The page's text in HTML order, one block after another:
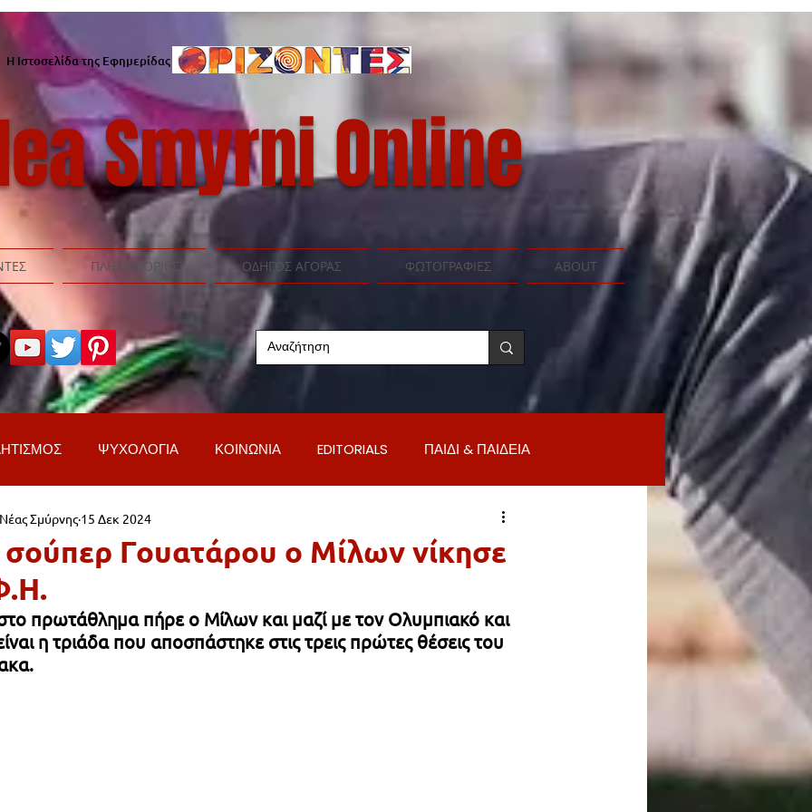
Η Ιστοσελίδα της Εφημερίδας
Smyrni Online
ΠΛΗΡΟΦΟΡΙΕΣ ΟΔΗΓΟΣ ΑΓΟΡΑΣ ΦΩΤΟΓΡΑΦΙΕΣ ABOUT
ΨΥΧΟΛΟΓΙΑ ΚΟΙΝΩΝΙΑ EDITORIALS ΠΑΙΔΙ & ΠΑΙΔΕΙΑ
& ΑΠΟΨΕΙΣ ΟΙΚΟΝΟΜΙΑ & ΑΓΟΡΑ
ΕΚΚΛΗΣΙΑ
& ΔΡΟΜΟΙ
Γουατάρου ο Μίλων νίκησε
Σμύρνης 15 Δεκ 2024
πρωτάθλημα πήρε ο Μίλων και μαζί με τον Ολυμπιακό και
η τριάδα που αποσπάστηκε στις τρεις πρώτες θέσεις του